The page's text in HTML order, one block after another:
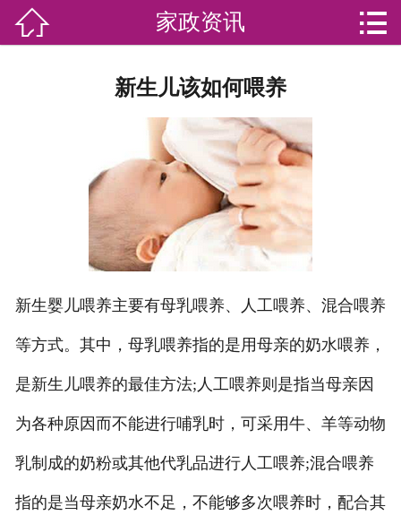
加盟苏家联
荣誉资质
家政资讯
你问我答
关于我们
联系我们
 家政资讯 
新生儿该如何喂养
新生婴儿喂养主要有母乳喂养、人工喂养、混合喂养
等方式。其中，母乳喂养指的是用母亲的奶水喂养，
是新生儿喂养的最佳方法;人工喂养则是指当母亲因
为各种原因而不能进行哺乳时，可采用牛、羊等动物
乳制成的奶粉或其他代乳品进行人工喂养;混合喂养
指的是当母亲奶水不足，不能够多次喂养时，配合其